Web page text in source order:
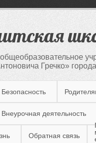
Гречко»
Безопасность
Внеурочная деятельность
Обратная связь